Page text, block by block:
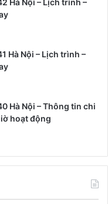
Hà Nội – Lịch trình –
Hà Nội – Lịch trình –
Hà Nội – Thông tin chi
hoạt động